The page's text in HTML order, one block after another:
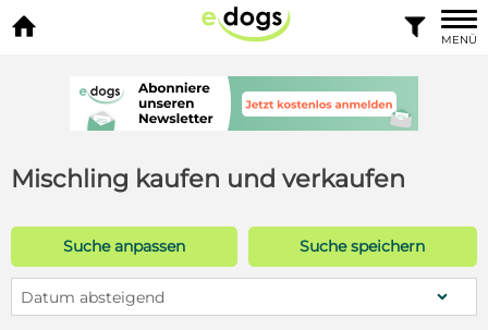
 
MENÜ
Mischling kaufen und verkaufen
Suche anpassen Suche speichern
Datum absteigend